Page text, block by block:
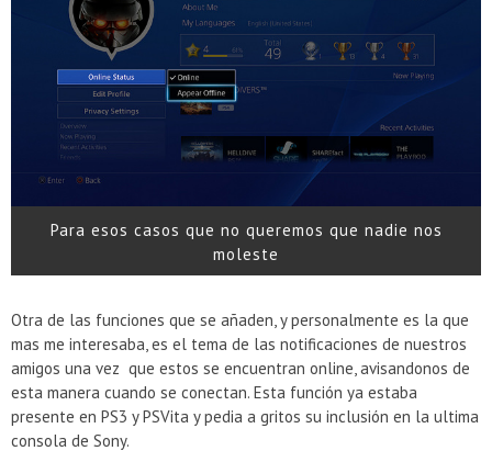
Para esos casos que no queremos que nadie nos
moleste
Otra de las funciones que se añaden, y personalmente es la que
mas me interesaba, es el tema de las notificaciones de nuestros
amigos una vez que estos se encuentran online, avisandonos de
esta manera cuando se conectan. Esta función ya estaba
presente en PS3 y PSVita y pedia a gritos su inclusión en la ultima
consola de Sony.